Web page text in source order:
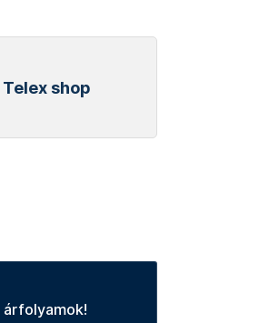
Telex shop
árfolyamok!